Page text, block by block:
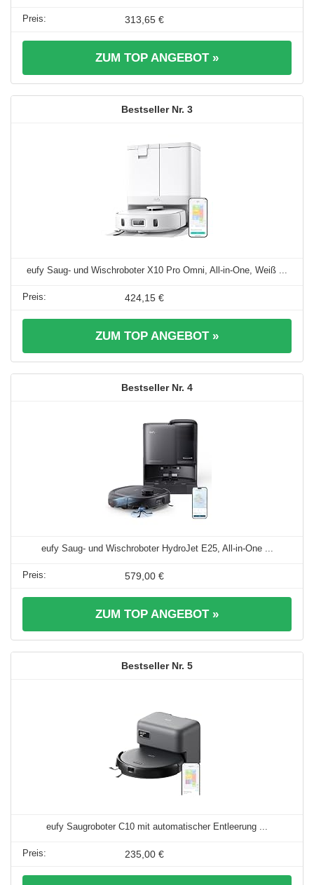
313,65 €
ZUM TOP ANGEBOT »
3
eufy Saug- und Wischroboter X10 Pro Omni, All-in-One, Weiß ...
424,15 €
ZUM TOP ANGEBOT »
4
eufy Saug- und Wischroboter HydroJet E25, All-in-One ...
579,00 €
ZUM TOP ANGEBOT »
5
eufy Saugroboter C10 mit automatischer Entleerung ...
235,00 €